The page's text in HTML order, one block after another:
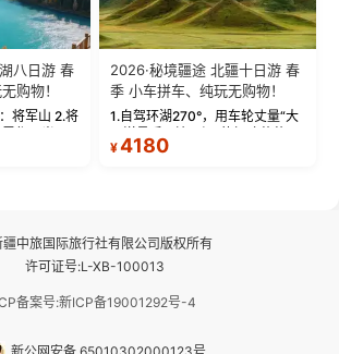
八日游 春
购物！
将军山 2.将
都风光 3.
迪party 4.
2026·秘境疆途 北疆十日游 春
季 小车拼车、纯玩无购物！
1.自驾环湖270°，用车轮丈量“大
西洋最后一滴眼泪”的极致蔚蓝，
让雪山、花海与深邃湖水在转弯
¥4180
中旅国际旅行社有限公司版权所有
许可证号:L-XB-100013
备案号:新ICP备19001292号-4